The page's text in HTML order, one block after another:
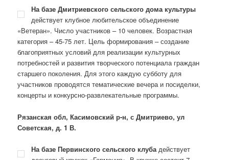
На базе Дмитриевского сельского дома культуры
действует клубное любительское объединение
«Ветеран». Число участников – 10 человек. Возрастная
категория – 45-75 лет. Цель формирования – создание
благоприятных условий для реализации культурных
потребностей и развития творческого потенциала граждан
старшего поколения. Для этого каждую субботу для
участников проводятся тематические вечера и посиделки,
концерты и конкурсно-развлекательные программы.
Рязанская обл, Касимовский р-н, с Дмитриево, ул
Советская, д. 1 В.
На базе Первинского сельского клуба действует